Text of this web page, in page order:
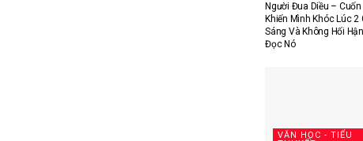
Người Đua Diều –
Khiến Mình Khóc Lúc 2
Sáng Và Không Hối
Đọc Nó
VĂN HỌC - TIỂU